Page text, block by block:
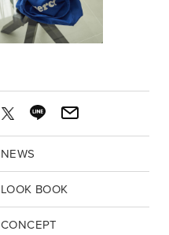
NEWS
LOOK BOOK
CONCEPT